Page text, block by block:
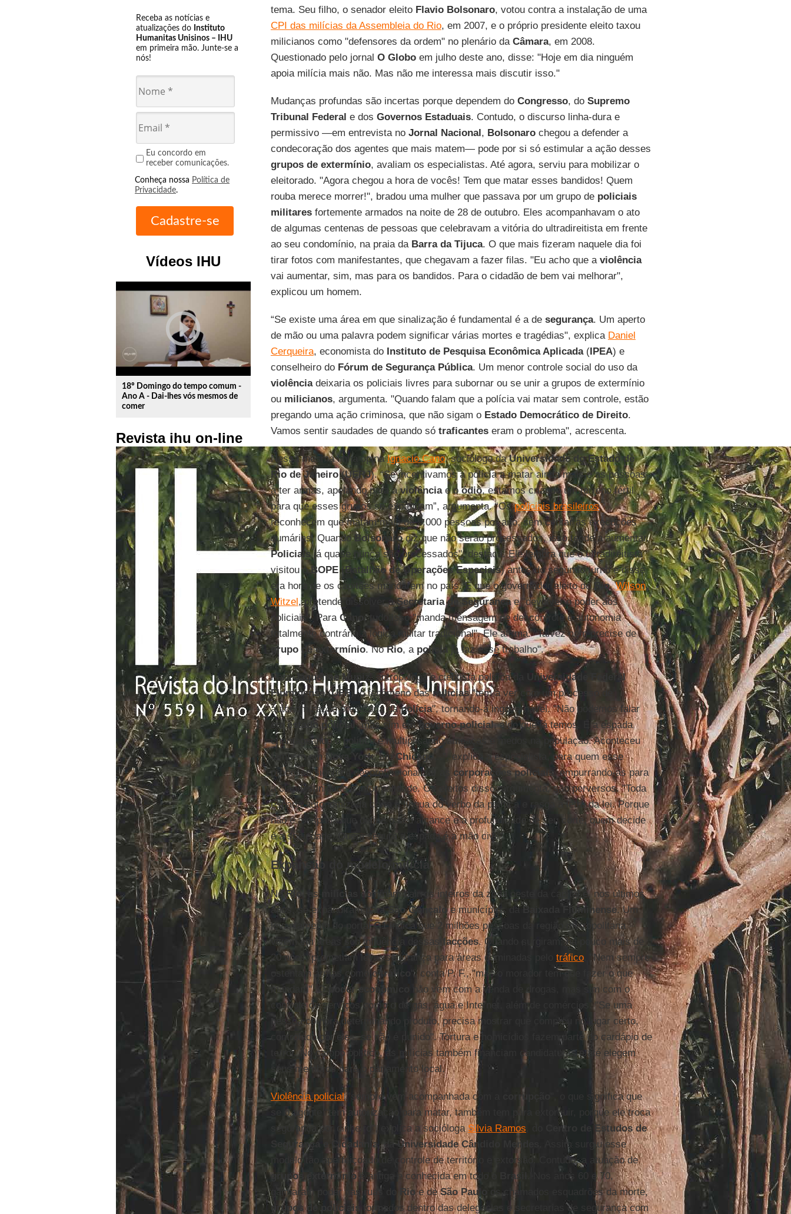
Receba as notícias e
atualizações do Instituto
Humanitas Unisinos – IHU
em primeira mão. Junte-se a
nós!
Eu concordo em
receber comunicações.
Conheça nossa Política de
Privacidade.
Vídeos IHU
play_circle_outline
18º Domingo do tempo comum -
Ano A - Dai-lhes vós mesmos de
comer
Revista ihu on-line
tema. Seu filho, o senador eleito Flavio Bolsonaro, votou contra a instalação de uma
CPI das milícias da Assembleia do Rio, em 2007, e o próprio presidente eleito taxou
milicianos como "defensores da ordem" no plenário da Câmara, em 2008.
Questionado pelo jornal O Globoem julho deste ano, disse: "Hoje em dia ninguém
apoia milícia mais não. Mas não me interessa mais discutir isso."
Mudanças profundas são incertas porque dependem do Congresso, do Supremo
Tribunal Federal e dos Governos Estaduais. Contudo, o discurso linha-dura e
permissivo —em entrevista no Jornal Nacional, Bolsonarochegou a defender a
condecoração dos agentes que mais matem— pode por si só estimular a ação desses
grupos de extermínio, avaliam os especialistas. Até agora, serviu para mobilizar o
eleitorado. "Agora chegou a hora de vocês! Tem que matar esses bandidos! Quem
rouba merece morrer!", bradou uma mulher que passava por um grupo de policiais
militaresfortemente armados na noite de 28 de outubro. Eles acompanhavam o ato
de algumas centenas de pessoas que celebravam a vitória do ultradireitista em frente
ao seu condomínio, na praia da Barra da Tijuca. O que mais fizeram naquele dia foi
tirar fotos com manifestantes, que chegavam a fazer filas. "Eu acho que a violência
vai aumentar, sim, mas para os bandidos. Para o cidadão de bem vai melhorar",
explicou um homem.
“Se existe uma área em que sinalização é fundamental é a de segurança. Um aperto
de mão ou uma palavra podem significar várias mortes e tragédias", explica Daniel
Cerqueira, economista do Instituto de Pesquisa Econômica Aplicada (IPEA) e
conselheiro do Fórum de Segurança Pública. Um menor controle social do uso da
violênciadeixaria os policiais livres para subornar ou se unir a grupos de extermínio
ou milicianos, argumenta. "Quando falam que a polícia vai matar sem controle, estão
pregando uma ação criminosa, que não sigam o Estado Democrático de Direito.
Vamos sentir saudades de quando só traficanteseram o problema", acrescenta.
Nessa mesma linha opinaIgnacio Cano, sociólogo daUniversidade do Estado de
Rio de Janeiro(UERJ). “Se incentivamos a polícia a matar ainda mais e as pessoas
a ter armas, apelando para aviolênciae oódio, estamos criando um terreno fértil
para que esses grupos se expandam”, argumenta. “Ospoliciais brasileiros
reconhecem que matam mais de 5.000 pessoas por ano, sem contar as execuções
sumárias. QuandoBolsonarodiz que não serão processados, isso tende a aumentar.
Policiaisjá quase nunca são processados", destaca. Ele lembra que o ultradireitista
visitou oBOPE(Batalhão de Operações Especiais) antes do segundo turno e disse
era hora de os capitães mandarem no país. E que o governador eleito doRio,Wilson
Witzel, pretende dissolver aSecretaria de Segurançae "devolver o poder aos
policiais". Para Cano , tudo isso "manda mensagem de descontrole e autonomia
totalmente contrária a lógica militar tradicional". Ele afirma: "Talvez nem precise de
grupo de extermínio. NoRio, a polícia já faz esse trabalho".
ParaJaqueline Muniz, antropóloga e cientista política da
Universidade Federal
Fluminense(UFF), o fenômeno dasmilícias"tem a ver com um processo de
autonomização predatória dapolícia", tornando-a ingovernável. "Não podemos falar
emestado policial, mas sim emgoverno policial, algo que já temos. É a espada
chantageando o político e multiplicando ameaças e medos na população. Aconteceu
também emNova York, em Chicago
...", explica a especialista, para quem esse
processo significa desprofissionalizar as corporações policiais, empurrando-as para
a clandestinidade e informalidade. Os efeitos disso, argumenta, são perversos. "Toda
espada autonomizada corta a língua do verbo da política e rasga a letra da lei. Porque
não é a espada que define o seu alcance e a profundidade de seu corte, quem decide
é a sociedade. Quem segura a espada é a mão civil".
Expansão do modelo milícia
NoRio , as milícias
dominam bairros inteiros da zona oeste da capital e, nos últimos
anos, se expandiram paraSão Gonçaloe municípios daBaixada Fluminense. Um
levantamento do portalG1indica que 2 milhões pessoas da região metropolitana
vivem em áreas sob influência dessas facções. Quando surgiram, há pouco mais de
20 anos, prometiam levar segurança para áreas dominadas pelo tráfico. "Nem sempre
ostentam armas como otráfico
", conta P. F., "mas o morador tem que fazer o que
mandam". Opoder econômico
não vem com a venda de drogas, mas sim com o
controle de serviços como o de gás, água e Internet, além de comércios. "Se uma
pessoa compra determinando produto, precisa mostrar que comprou no lugar certo,
controlado por eles, se não é punido". Tortura e homicídios fazem parte do cardápio de
terror. No campo político, as milícias também financiam candidaturas e até elegem
seus membros para o parlamento local.
Violência policial"sempre vem acompanhada com a corrupção
", o que significa que
se o agente "tem autorização para matar, também tem para extorquir, porque ele troca
segurança por dinheiro", explica a sociólogaSilvia Ramos
Centro de Estudos de
Segurança e Cidadania , daUniversidade Cândido Mendes
. Assim surgiu esse
modelo tão aperfeiçoado de controle de território e extorsão. Contudo, a atuação de
grupos extermínioé antiga e conhecida em todo o Brasil
. Nos anos 60 e 70,
ganharam poder nas ruas do
Rioe deSão Paulo
os chamados esquadrões da morte,
grupos de policiais
formados dentro das delegacias e secretarias de segurança com